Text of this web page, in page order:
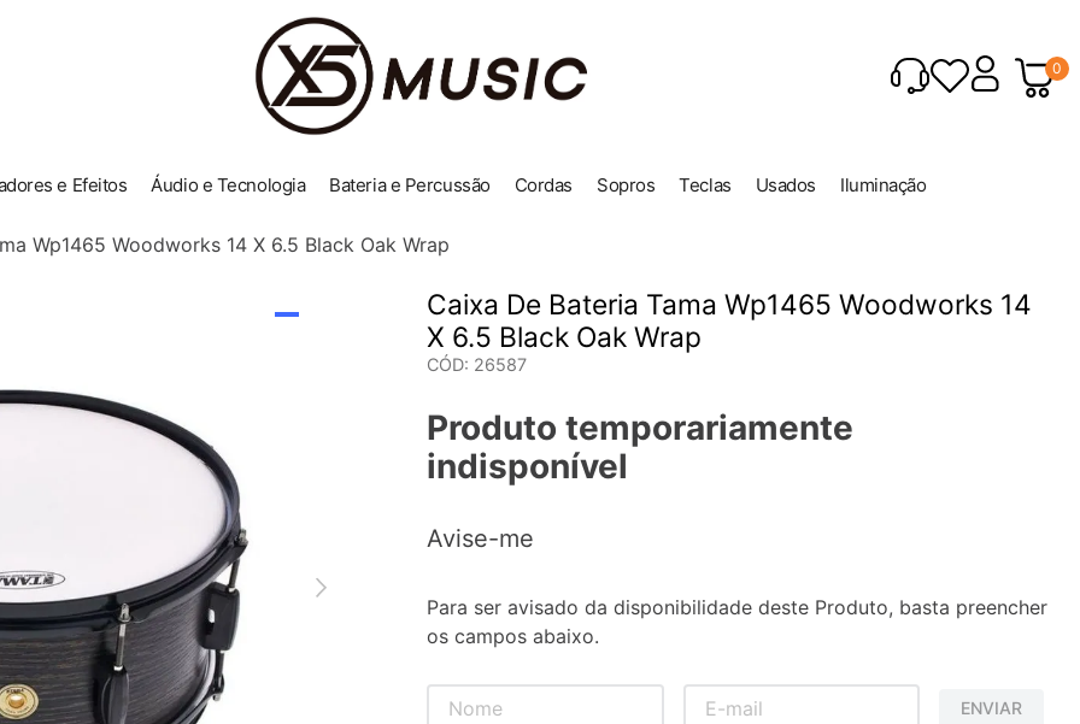
0
e Efeitos Áudio e Tecnologia Bateria e Percussão Cordas Sopros Teclas Usados Iluminação
Wp1465 Woodworks 14 X 6.5 Black Oak Wrap
Caixa De Bateria Tama Wp1465 Woodworks 14
X 6.5 Black Oak Wrap
CÓD: 26587
Produto temporariamente
indisponível
Avise-me
Para ser avisado da disponibilidade deste Produto, basta preencher
os campos abaixo.
ENVIAR